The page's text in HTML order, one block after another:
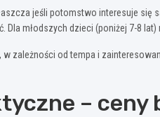
jeśli potomstwo interesuje
Dla młodszych dzieci (poniżej 7-8
zależności od tempa i
– ceny